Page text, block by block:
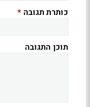
כותרת תגובה *
תוכן התגובה